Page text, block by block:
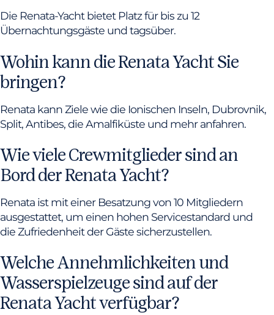
Die Renata-Yacht bietet Platz für bis zu 12
Übernachtungsgäste und tagsüber.
Wohin kann die Renata Yacht Sie
bringen?
Renata kann Ziele wie die Ionischen Inseln, Dubrovnik,
Split, Antibes, die Amalfiküste und mehr anfahren.
Wie viele Crewmitglieder sind an
Bord der Renata Yacht?
Renata ist mit einer Besatzung von 10 Mitgliedern
ausgestattet, um einen hohen Servicestandard und
die Zufriedenheit der Gäste sicherzustellen.
Welche Annehmlichkeiten und
Wasserspielzeuge sind auf der
Renata Yacht verfügbar?